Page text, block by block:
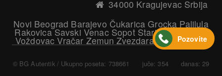
34000 Kragujevac Srbija
Novi Beograd Barajevo Čukarica Grocka Palilula
Rakovica Savski Venac Sopot Stari Grad Surčin
Voždovac Vračar Zemun Zvezdara Nutricionista
© BG Autentik/ Ukupno poseta: 738661 juče: 354 danas: 29
Pozovite